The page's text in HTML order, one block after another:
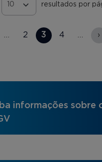
resultados por
2 3 4 ›
informações sobre